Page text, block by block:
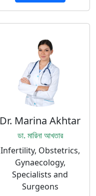
Dr. Marina Akhtar
ডা. মারিনা আখতার
Infertility, Obstetrics,
Gynaecology,
Specialists and
Surgeons